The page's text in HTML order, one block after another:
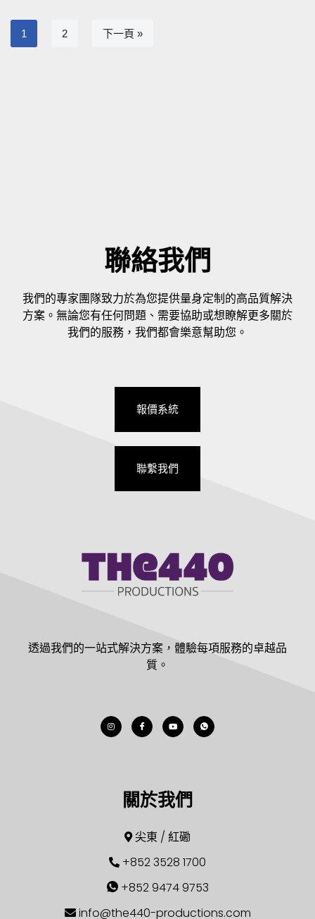
1 2 下一頁 »
聯絡我們
我們的專家團隊致力於為您提供量身定制的高品質解決
方案。無論您有任何問題、需要協助或想瞭解更多關於
我們的服務，我們都會樂意幫助您。
報價系統
聯繫我們
透過我們的一站式解決方案，體驗每項服務的卓越品
質。
關於我們
尖東 / 紅磡
+852 3528 1700
+852 9474 9753
info@the440-productions.com